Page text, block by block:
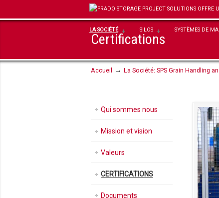
LA SOCIÉTÉ SILOS SYSTÈMES DE
Certifications
Accueil → La Société: SPS Grain Handling
Qui sommes nous
Mission et vision
Valeurs
CERTIFICATIONS
Documents